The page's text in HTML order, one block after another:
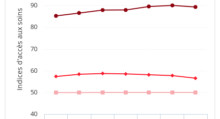
Indices d'accès aux soins
40
50
60
70
80
90